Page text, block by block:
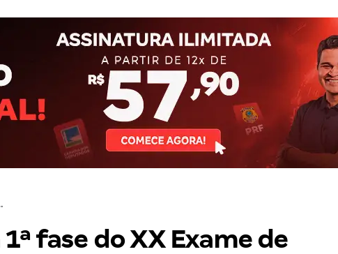
Processual Penal
fase do XX Exame de